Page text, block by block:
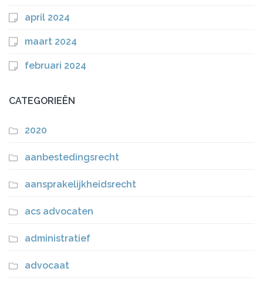
april 2024
maart 2024
februari 2024
CATEGORIEËN
2020
aanbestedingsrecht
aansprakelijkheidsrecht
acs advocaten
administratief
advocaat